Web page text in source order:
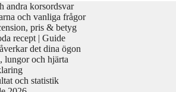
andra korsordsvar
och vanliga frågor
pris & betyg
recept | Guide
det dina ögon
lungor och hjärta
och statistik